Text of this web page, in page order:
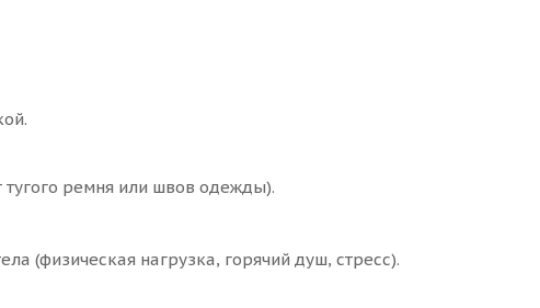
ремня или швов одежды).
(физическая нагрузка, горячий душ, стресс).